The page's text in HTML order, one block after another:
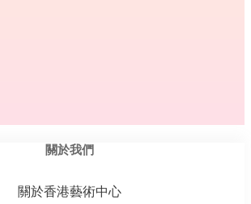
關於我們
關於香港藝術中心